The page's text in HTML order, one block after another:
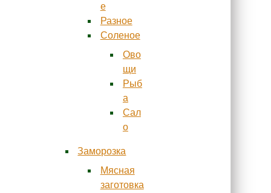
е
Разное
Соленое
Ово
щи
Рыб
а
Сал
о
Заморозка
Мясная
заготовка